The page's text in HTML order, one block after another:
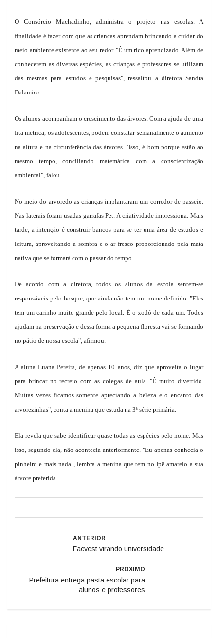
O Consórcio Machadinho, administra o projeto nas escolas. A
finalidade é fazer com que as crianças aprendam brincando a cuidar do
meio ambiente existente ao seu redor. "É um rico aprendizado. Além de
conhecerem as diversas espécies, as crianças e professores se utilizam
das mesmas para estudos e pesquisas", ressaltou a diretora Sandra
Dalamico.
Os alunos acompanham o crescimento das árvores. Com a ajuda de uma
fita métrica, os adolescentes, podem constatar semanalmente o aumento
na altura e na circunferência das árvores. "Isso, é bom porque estão ao
mesmo tempo, conciliando matemática com a conscientização
ambiental", falou.
No meio do arvoredo as crianças implantaram um corredor de passeio.
Nas laterais foram usadas garrafas Pet. A criatividade impressiona. Mais
tarde, a intenção é construir bancos para se ter uma área de estudos e
leitura, aproveitando a sombra e o ar fresco proporcionado pela mata
nativa que se formará com o passar do tempo.
De acordo com a diretora, todos os alunos da escola sentem-se
responsáveis pelo bosque, que ainda não tem um nome definido. "Eles
tem um carinho muito grande pelo local. É o xodó de cada um. Todos
ajudam na preservação e dessa forma a pequena floresta vai se formando
no pátio de nossa escola", afirmou.
A aluna Luana Pereira, de apenas 10 anos, diz que aproveita o lugar
para brincar no recreio com as colegas de aula. "É muito divertido.
Muitas vezes ficamos somente apreciando a beleza e o encanto das
arvorezinhas", conta a menina que estuda na 3ª série primária.
Ela revela que sabe identificar quase todas as espécies pelo nome. Mas
isso, segundo ela, não acontecia anteriormente. "Eu apenas conhecia o
pinheiro e mais nada", lembra a menina que tem no Ipê amarelo a sua
árvore preferida.
ANTERIOR
Facvest virando universidade
PRÓXIMO
Prefeitura entrega pasta escolar para
alunos e professores